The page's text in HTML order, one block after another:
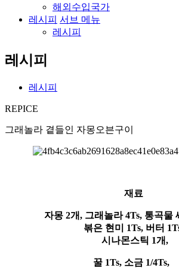
해외수입국가
레시피 서브 메뉴
레시피
레시피
레시피
REPICE
그래놀라 곁들인 자몽오븐구이
재료
자몽 2개, 그래놀라 4Ts, 통곡물
볶은 현미 1Ts, 버터 1
시나몬스틱 1개,
꿀 1Ts, 소금 1/4Ts,